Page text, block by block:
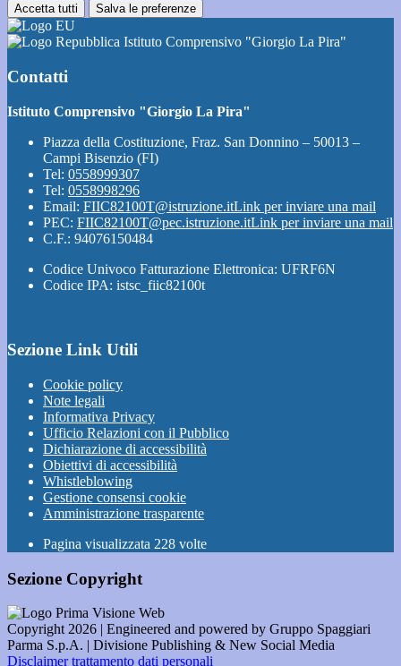
Accetta tutti Salva le preferenze
Istituto Comprensivo "Giorgio La Pira"
Contatti
Istituto Comprensivo "Giorgio La Pira"
Piazza della Costituzione, Fraz. San Donnino – 50013 –
Campi Bisenzio (FI)
Tel: 0558999307
Tel: 0558998296
Email: FIIC82100T@istruzione.itLink per inviare una mail
PEC: FIIC82100T@pec.istruzione.itLink per inviare una mail
C.F.: 94076150484
Codice Univoco Fatturazione Elettronica: UFRF6N
Codice IPA: istsc_fiic82100t
Sezione Link Utili
Cookie policy
Note legali
Informativa Privacy
Ufficio Relazioni con il Pubblico
Dichiarazione di accessibilità
Obiettivi di accessibilità
Whistleblowing
Gestione consensi cookie
Amministrazione trasparente
Pagina visualizzata 228 volte
Sezione Copyright
Copyright 2026 | Engineered and powered by Gruppo Spaggiari
Parma S.p.A. | Divisione Publishing & New Social Media
Disclaimer trattamento dati personali